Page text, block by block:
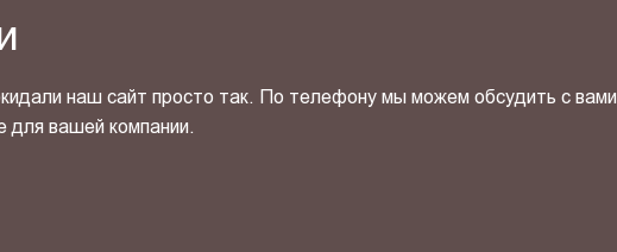
наш сайт просто так. По телефону мы можем обсудить с вами
для вашей компании.